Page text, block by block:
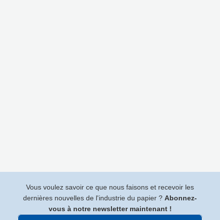
Vous voulez savoir ce que nous faisons et recevoir les
dernières nouvelles de l'industrie du papier ? Abonnez-
vous à notre newsletter maintenant !